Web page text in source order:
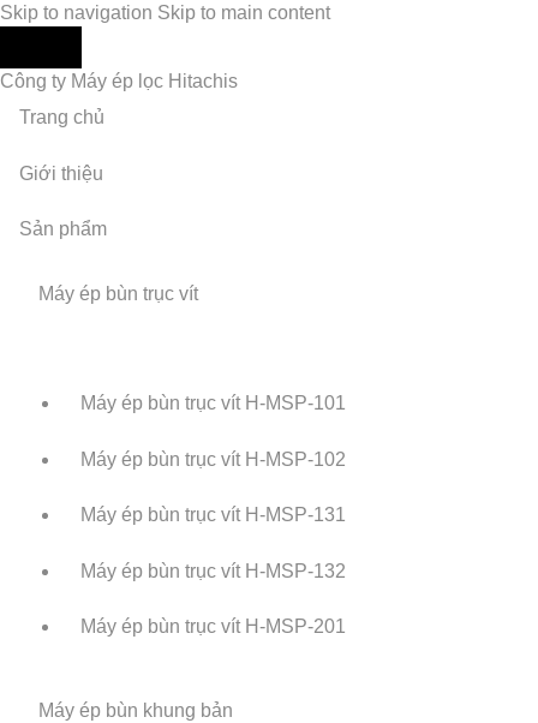
Skip to navigation Skip to main content
Công ty Máy ép lọc Hitachis
Trang chủ
Giới thiệu
Sản phẩm
Máy ép bùn trục vít
Máy ép bùn trục vít H-MSP-101
Máy ép bùn trục vít H-MSP-102
Máy ép bùn trục vít H-MSP-131
Máy ép bùn trục vít H-MSP-132
Máy ép bùn trục vít H-MSP-201
Máy ép bùn khung bản